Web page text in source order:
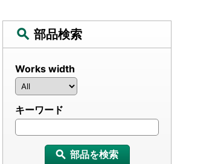
部品検索
Works width
キーワード
部品を検索